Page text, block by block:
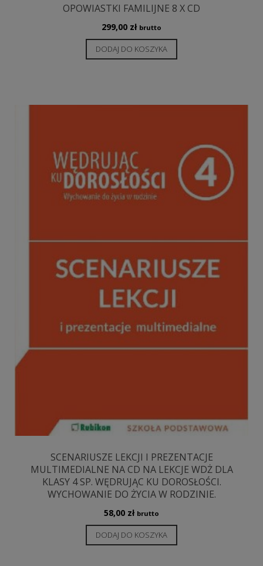
OPOWIASTKI FAMILIJNE 8 X CD
299,00 zł brutto
DODAJ DO KOSZYKA
SCENARIUSZE LEKCJI I PREZENTACJE
MULTIMEDIALNE NA CD NA LEKCJE WDŻ DLA
KLASY 4 SP. WĘDRUJĄC KU DOROSŁOŚCI.
WYCHOWANIE DO ŻYCIA W RODZINIE.
58,00 zł brutto
DODAJ DO KOSZYKA